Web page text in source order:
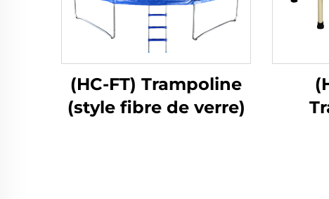
(HC-FT) Trampoline
(style fibre de verre)